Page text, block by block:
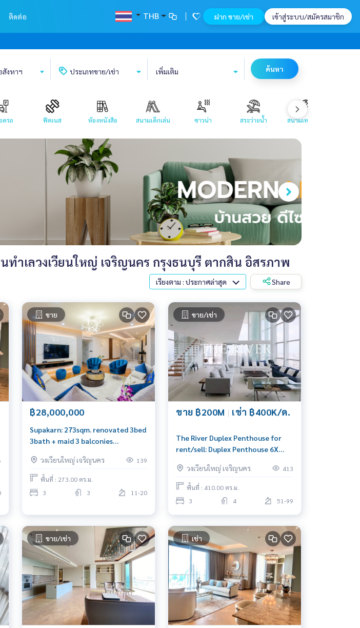
ติดต่อ THB ฝาก ขาย/เช่า เข้าสู่ระบบ/สมัครสมาชิก
สังหาฯ ประเภทขาย/เช่า เพิ่มเติม ค้นหา
ดรถ ฟิตเนส ห้องหนังสือ สนามเด็กเล่น ซาวน่า สระว่ายน้ำ สนามเทนนิส
ำเลวงเวียนใหญ่ เจริญนคร กรุงธนบุรี ตากสิน อิสรภาพ
เรียงตาม : ประกาศล่าสุด Share
ขาย
฿28,000,000
Supakarn: 273sqm. renovated 3bed
3bath + maid 3 balconies
วงเวียนใหญ่ เจริญนคร
139
พื้นที่ : 273.00 ตร.ม.
3
3 11-20
ขาย/เช่า
ขาย ฿200M | เช่า ฿400K/ด.
The River Duplex Penthouse for
rent/sell: Duplex Penthouse 6X
200,000,000 Rent: 400,000 Am:
0656199198
วงเวียนใหญ่ เจริญนคร 413
พื้นที่ : 410.00 ตร.ม.
3
4 51-99
ขาย/เช่า เช่า